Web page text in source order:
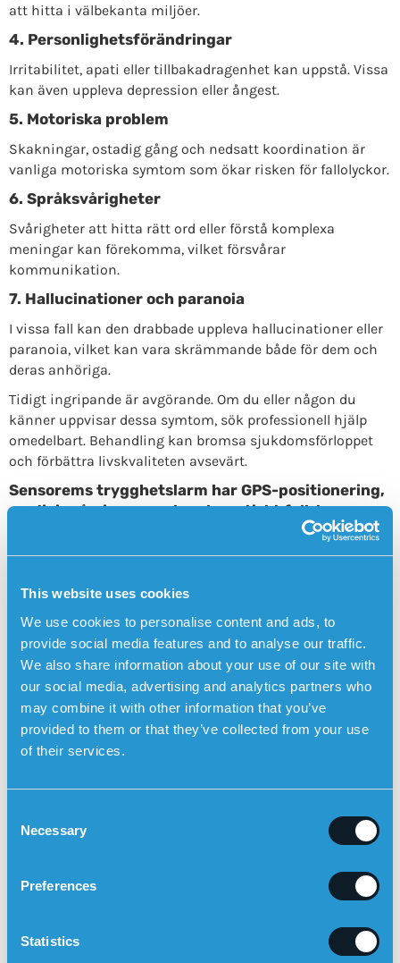
This website uses cookies
We use cookies to personalise content and ads, to
provide social media features and to analyse our traffic.
We also share information about your use of our site with
our social media, advertising and analytics partners who
may combine it with other information that you’ve
provided to them or that they’ve collected from your use
of their services.
Necessary
Preferences
Statistics
att hitta i välbekanta miljöer.
4. Personlighetsförändringar
Irritabilitet, apati eller tillbakadragenhet kan uppstå. Vissa
kan även uppleva depression eller ångest.
5. Motoriska problem
Skakningar, ostadig gång och nedsatt koordination är
vanliga motoriska symtom som ökar risken för fallolyckor.
6. Språksvårigheter
Svårigheter att hitta rätt ord eller förstå komplexa
meningar kan förekomma, vilket försvårar
kommunikation.
7. Hallucinationer och paranoia
I vissa fall kan den drabbade uppleva hallucinationer eller
paranoia, vilket kan vara skrämmande både för dem och
deras anhöriga.
Tidigt ingripande är avgörande. Om du eller någon du
känner uppvisar dessa symtom, sök professionell hjälp
omedelbart. Behandling kan bromsa sjukdomsförloppet
och förbättra livskvaliteten avsevärt.
Sensorems trygghetslarm har GPS-positionering,
medicinpåminnare och automatiskt fall-larm
är ett exempel på ett tekniskt
hjälpmedel särskilt framtaget för personer med
har inbyggd GPS-positionering så att anhöriga kan se
användarens position på en karta i Sensorem-appen.
Anhöriga blir automatiskt uppringda av trygghetslarmet
(tvåvägskommunikation) om användaren lämnar ett
förbestämt geografiskt område. Trygghetslarmet har
ävenmedicinpåminnarevilket innebär att klockan ger
ifrån sig ljud och säger till användaren att det är dags att
ta sin medicin. Trygghetslarmet kan också